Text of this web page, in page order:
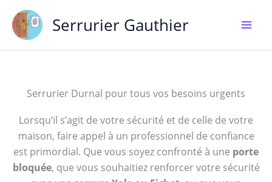
contenu
Serrurier Gauthier
Serrurier Durnal pour tous vos besoins urgents
Lorsqu’il s’agit de votre sécurité et de celle de votre
maison, faire appel à un professionnel de confiance
est primordial. Que vous soyez confronté à une porte
bloquée, que vous souhaitiez renforcer votre sécurité